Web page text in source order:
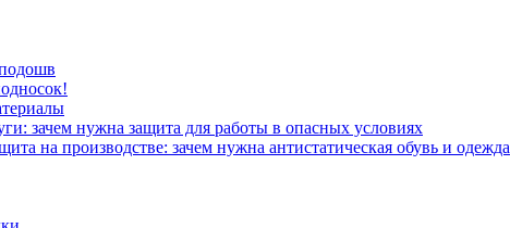
зачем нужна защита для работы в опасных условиях
на производстве: зачем нужна антистатическая обувь и одежда